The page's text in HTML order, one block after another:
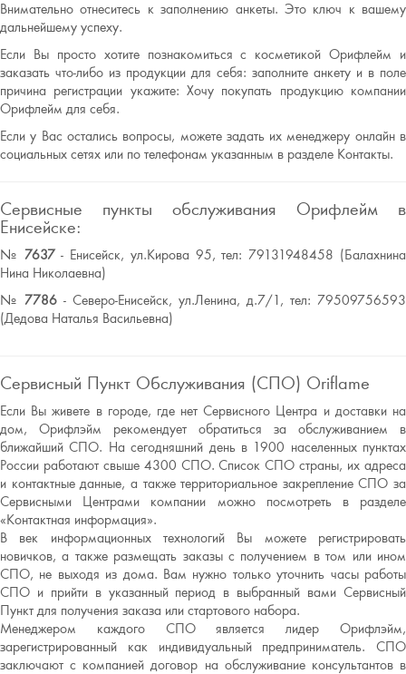
Внимательно отнеситесь к заполнению анкеты. Это ключ к вашему
дальнейшему успеху.
Если Вы просто хотите познакомиться с косметикой Орифлейм и
заказать что-либо из продукции для себя: заполните анкету и в поле
причина регистрации укажите: Хочу покупать продукцию компании
Орифлейм для себя.
Если у Вас остались вопросы, можете задать их менеджеру онлайн в
социальных сетях или по телефонам указанным в разделе Контакты.
Сервисные пункты обслуживания Орифлейм в
Енисейске:
№ 7637- Енисейск, ул.Кирова 95, тел: 79131948458 (Балахнина
Нина Николаевна)
№ 7786 - Северо-Енисейск, ул.Ленина, д.7/1, тел: 79509756593
(Дедова Наталья Васильевна)
Сервисный Пункт Обслуживания (СПО) Oriflame
Если Вы живете в городе, где нет Сервисного Центра и доставки на
дом, Орифлэйм рекомендует обратиться за обслуживанием в
ближайший СПО. На сегодняшний день в 1900 населенных пунктах
России работают свыше 4300 СПО. Список СПО страны, их адреса
и контактные данные, а также территориальное закрепление СПО за
Сервисными Центрами компании можно посмотреть в разделе
«Контактная информация».
В век информационных технологий Вы можете регистрировать
новичков, а также размещать заказы с получением в том или ином
СПО, не выходя из дома. Вам нужно только уточнить часы работы
СПО и прийти в указанный период в выбранный вами Сервисный
Пункт для получения заказа или стартового набора.
Менеджером каждого СПО является лидер Орифлэйм,
зарегистрированный как индивидуальный предприниматель. СПО
заключают с компанией договор на обслуживание консультантов в